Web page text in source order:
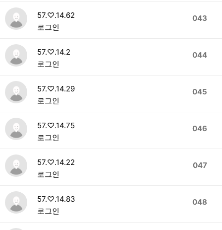
043
57.♡.14.62
로그인
044
57.♡.14.2
로그인
045
57.♡.14.29
로그인
046
57.♡.14.75
로그인
047
57.♡.14.22
로그인
048
57.♡.14.83
로그인